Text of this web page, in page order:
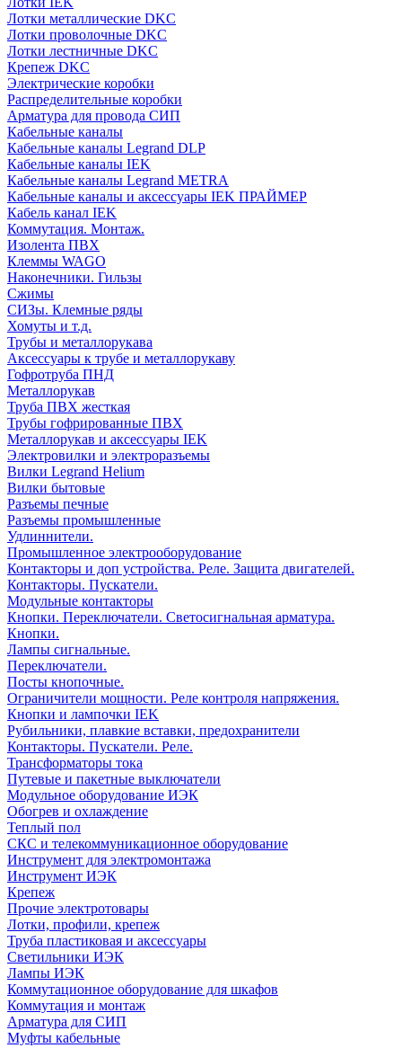
Лотки металлические DKC
Лотки проволочные DKC
Лотки лестничные DKC
Крепеж DKC
Электрические коробки
Распределительные коробки
Арматура для провода СИП
Кабельные каналы
Кабельные каналы Legrand DLP
Кабельные каналы IEK
Кабельные каналы Legrand METRA
Кабельные каналы и аксессуары IEK ПРАЙМЕР
Кабель канал IEK
Коммутация. Монтаж.
Изолента ПВХ
Клеммы WAGO
Наконечники. Гильзы
Сжимы
СИЗы. Клемные ряды
Хомуты и т.д.
Трубы и металлорукава
Аксессуары к трубе и металлорукаву
Гофротруба ПНД
Металлорукав
Труба ПВХ жесткая
Трубы гофрированные ПВХ
Металлорукав и аксессуары IEK
Электровилки и электроразъемы
Вилки Legrand Helium
Вилки бытовые
Разъемы печные
Разъемы промышленные
Удлиннители.
Промышленное электрооборудование
Контакторы и доп устройства. Реле. Защита двигателей.
Контакторы. Пускатели.
Модульные контакторы
Кнопки. Переключатели. Светосигнальная арматура.
Кнопки.
Лампы сигнальные.
Переключатели.
Посты кнопочные.
Ограничители мощности. Реле контроля напряжения.
Кнопки и лампочки IEK
Рубильники, плавкие вставки, предохранители
Контакторы. Пускатели. Реле.
Трансформаторы тока
Путевые и пакетные выключатели
Модульное оборудование ИЭК
Обогрев и охлаждение
Теплый пол
СКС и телекоммуникационное оборудование
Инструмент для электромонтажа
Инструмент ИЭК
Крепеж
Прочие электротовары
Лотки, профили, крепеж
Труба пластиковая и аксессуары
Светильники ИЭК
Лампы ИЭК
Коммутационное оборудование для шкафов
Коммутация и монтаж
Арматура для СИП
Муфты кабельные